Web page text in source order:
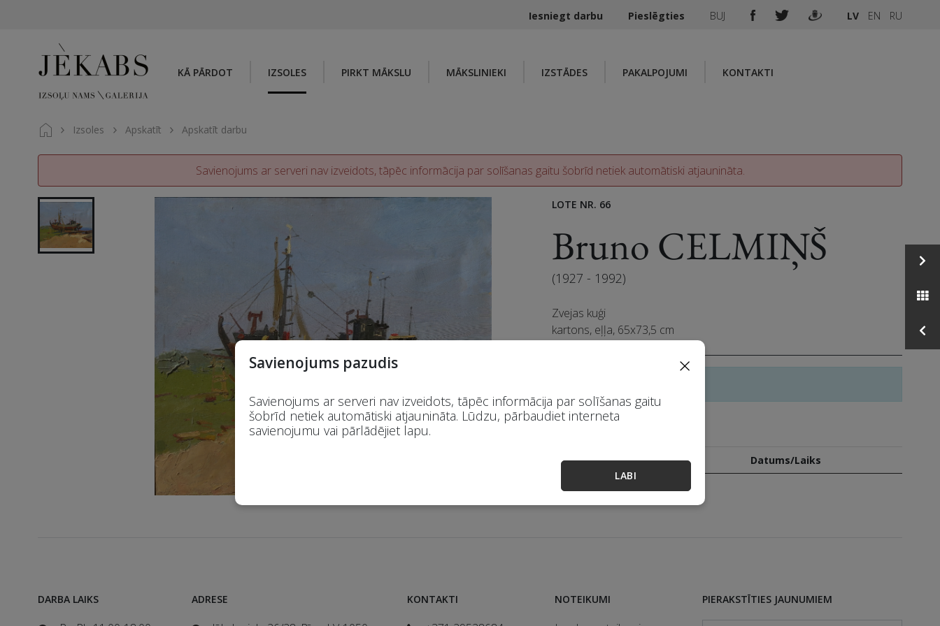
Iesniegt darbu Pieslēgties BUJ LV EN RU
KĀ PĀRDOT IZSOLES PIRKT MĀKSLU MĀKSLINIEKI IZSTĀDES PAKALPOJUMI KONTAKTI
Izsoles Apskatīt Apskatīt darbu
Savienojums pazudis ×
Savienojums ar serveri nav izveidots, tāpēc informācija par solīšanas gaitu
šobrīd netiek automātiski atjaunināta. Lūdzu, pārbaudiet interneta
savienojumu vai pārlādējiet lapu.
LABI
Savienojums ar serveri nav izveidots, tāpēc informācija par solīšanas gaitu šobrīd netiek automātiski atjaunināta.
LOTE NR. 66
Bruno CELMIŅŠ
(1927 - 1992)
Zvejas kuģi
kartons, eļļa, 65x73,5 cm
Sākuma cena: 280 EUR
Nē. Cena Solītājs Datums/Laiks
DARBA LAIKS ADRESE KONTAKTI NOTEIKUMI PIERAKSTĪTIES JAUNUMIEM